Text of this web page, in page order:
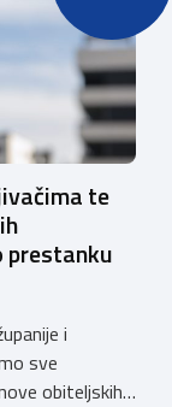
te
prestanku
i
sve
obiteljskih